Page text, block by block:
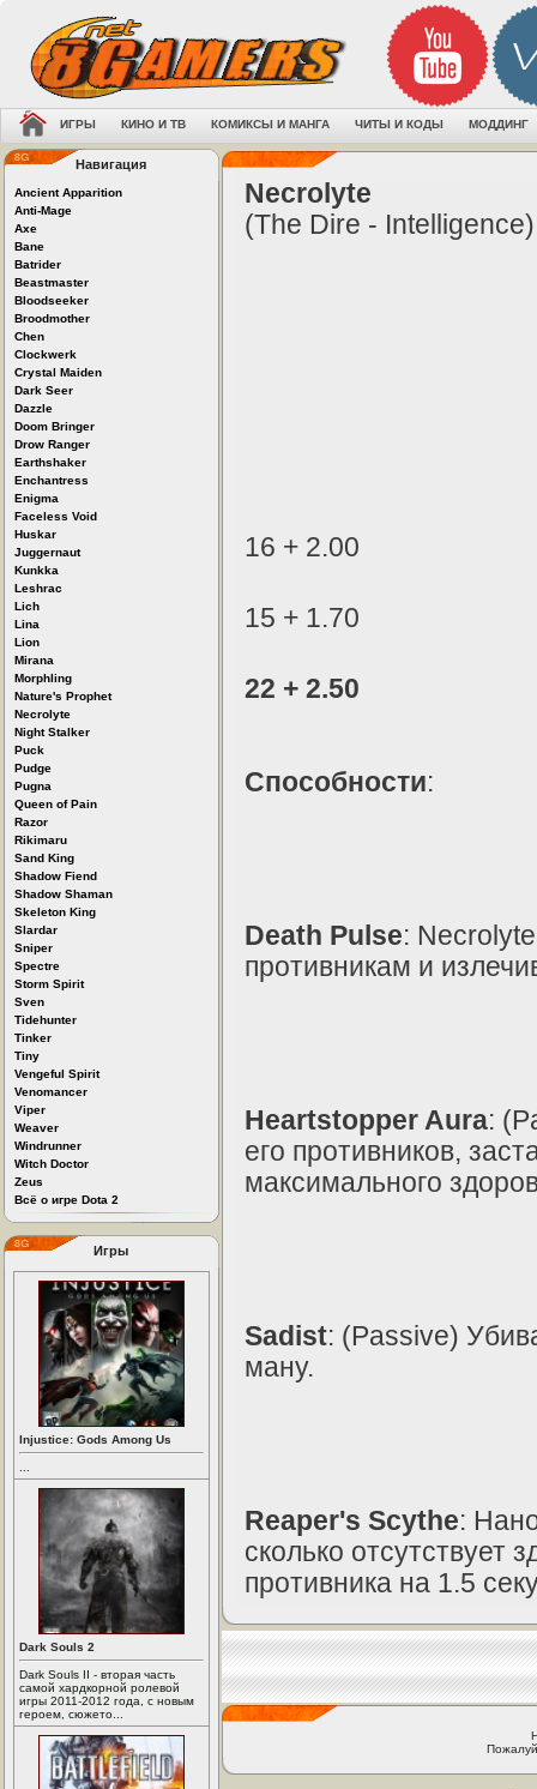
ИГРЫ КИНО И ТВ КОМИКСЫ И МАНГА ЧИТЫ И КОДЫ МОДДИНГ
Навигация
Ancient Apparition
Anti-Mage
Axe
Bane
Batrider
Beastmaster
Bloodseeker
Broodmother
Chen
Clockwerk
Crystal Maiden
Dark Seer
Dazzle
Doom Bringer
Drow Ranger
Earthshaker
Enchantress
Enigma
Faceless Void
Huskar
Juggernaut
Kunkka
Leshrac
Lich
Lina
Lion
Mirana
Morphling
Nature's Prophet
Necrolyte
Night Stalker
Puck
Pudge
Pugna
Queen of Pain
Razor
Rikimaru
Sand King
Shadow Fiend
Shadow Shaman
Skeleton King
Slardar
Sniper
Spectre
Storm Spirit
Sven
Tidehunter
Tinker
Tiny
Vengeful Spirit
Venomancer
Viper
Weaver
Windrunner
Witch Doctor
Zeus
Всё о игре Dota 2
Игры
Injustice: Gods Among Us
Dark Souls 2
Dark Souls II - вторая часть
самой хардкорной ролевой
игры 2011-2012 года, с новым
героем, сюжето...
Necrolyte
(The Dire - Intelligence)
16 + 2.00
15 + 1.70
22 + 2.50
Способности:
Death Pulse:
противникам и
Heartstopper Aura:
его противников,
максимального
Sadist: (Passive)
ману.
Reaper's Scythe:
сколько отсутствует
противника на 1.5